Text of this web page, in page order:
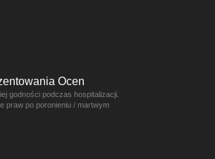
Ocen
godności podczas hospitalizacji.
praw po poronieniu / martwym